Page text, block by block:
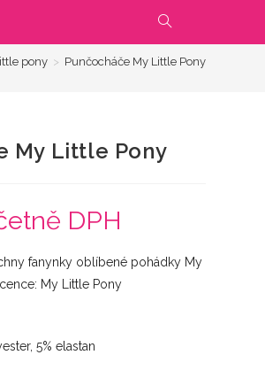
PŘEPNOUT
VYHLEDÁVÁNÍ
WEBU
pony > Punčocháče My Little Pony
My Little Pony
DPH
fanynky oblíbené pohádky My
My Little Pony
5% elastan